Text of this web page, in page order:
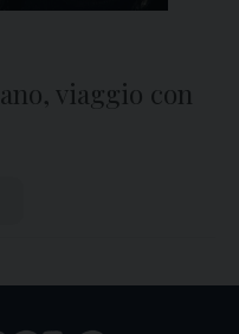
viaggio con